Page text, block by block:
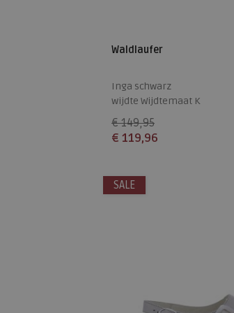
Waldlaufer
Inga schwarz
wijdte Wijdtemaat K
€ 149,95
€ 119,96
5
SALE